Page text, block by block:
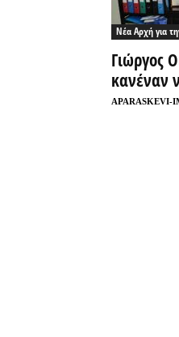
Νέα Αρχή για
Γιώργος
κανέναν
APARASKEVI-